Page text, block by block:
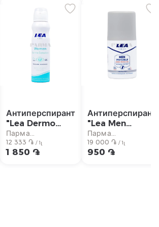
Антиперспирант
"Lea Dermo
Sensitive" алоэ
вера 150мл
Парма
супермаркет
12 333 ֏ / 1լ
1 850 ֏
Антиперспирант
"Lea Men
Invisible" алоэ
вера 50мл
Парма
супермаркет
19 000 ֏ / 1լ
950 ֏